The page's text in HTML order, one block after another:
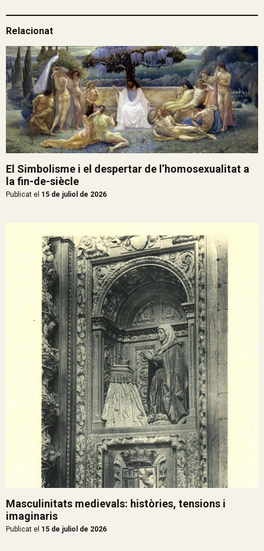
Relacionat
El Simbolisme i el despertar de l’homosexualitat a
la fin-de-siècle
Publicat el 15 de juliol de 2026
Masculinitats medievals: històries, tensions i
imaginaris
Publicat el 15 de juliol de 2026